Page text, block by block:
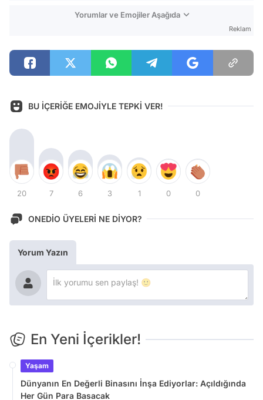
Yorumlar ve Emojiler Aşağıda
Reklam
BU İÇERİĞE EMOJİYLE TEPKİ VER!
20 7 6 3 1 0 0
ONEDİO ÜYELERİ NE DİYOR?
Yorum Yazın
En Yeni İçerikler!
Yaşam
Dünyanın En Değerli Binasını İnşa Ediyorlar: Açıldığında
Her Gün Para Basacak